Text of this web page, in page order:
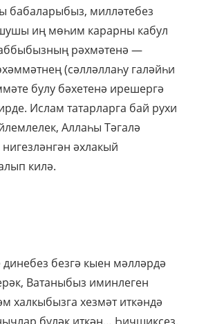
бабаларыбыз, милләтебез
иң мөһим карарны кабул
рәхмәтенә —
(сәлләллаһу галәйһи
булу бәхетенә ирешергә
Ислам татарларга бай рухи
Аллаһы Тәгалә
әхлакый
килә.
безгә кыен мәлләрдә
Ватаныбыз иминлеген
халкыбызга хезмәт иткәндә